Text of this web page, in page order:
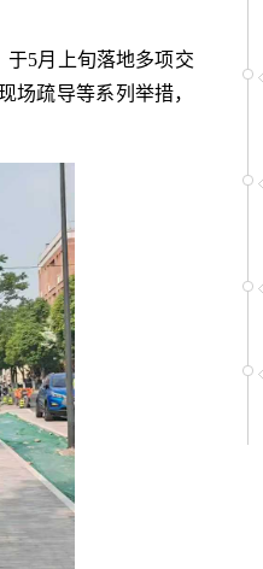
5月上旬落地多项交
场疏导等系列举措，